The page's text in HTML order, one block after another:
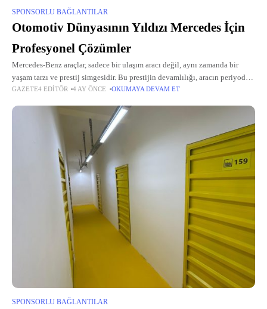
SPONSORLU BAĞLANTILAR
Otomotiv Dünyasının Yıldızı Mercedes İçin
Profesyonel Çözümler
Mercedes-Benz araçlar, sadece bir ulaşım aracı değil, aynı zamanda bir
yaşam tarzı ve prestij simgesidir. Bu prestijin devamlılığı, aracın periyodik
bakım süreçlerinde kullanılan malzemelerin niteliğiyle doğru orantılıdır.
GAZETE4 EDITÖR 4 AY ÖNCE OKUMAYA DEVAM ET
SPONSORLU BAĞLANTILAR